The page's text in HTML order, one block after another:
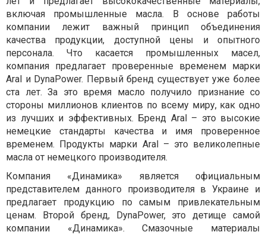
включая промышленные масла. В основе работы
компании лежит важный принцип объединения
качества продукции, доступной цены и опытного
персонала. Что касается промышленных масел,
компания предлагает проверенные временем марки
Aral и DynaPower. Первый бренд существует уже более
ста лет. За это время масло получило признание со
стороны миллионов клиентов по всему миру, как одно
из лучших и эффективных. Бренд Aral – это высокие
немецкие стандарты качества и имя проверенное
временем. Продукты марки Aral – это великолепные
масла от немецкого производителя.
Компания «Динамика» является официальным
представителем данного производителя в Украине и
предлагает продукцию по самым привлекательным
ценам. Второй бренд, DynaPower, это детище самой
компании «Динамика». Смазочные материалы